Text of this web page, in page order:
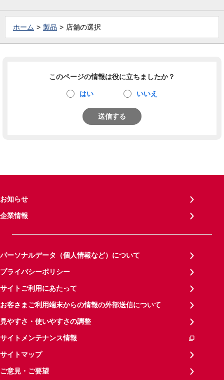
ホーム 製品 店舗の選択
このページの情報は役に立ちましたか？
はい いいえ
送信する
お知らせ
企業情報
パーソナルデータ（個人情報など）について
プライバシーポリシー
サイトご利用にあたって
お客さまご利用端末からの情報の外部送信について
見やすさ・使いやすさの調整
サイトメンテナンス情報
サイトマップ
ご意見・ご要望